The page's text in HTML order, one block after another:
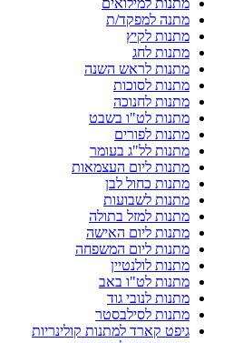
מתנה למפקד/ת
מתנות לקיץ
מתנות לחג
מתנות לראש השנה
מתנות לסוכות
מתנות לחנוכה
מתנות לט"ו בשבט
מתנות לפורים
מתנות לל"ג בעומר
מתנות ליום העצמאות
מתנות כחול לבן
מתנות לשבועות
מתנות למזל בתולה
מתנות ליום האישה
מתנות ליום המשפחה
מתנות לולנטיין
מתנות לט"ו באב
מתנות לנובי גוד
מתנות לסילבסטר
גיפט קארד למתנות קולינריות